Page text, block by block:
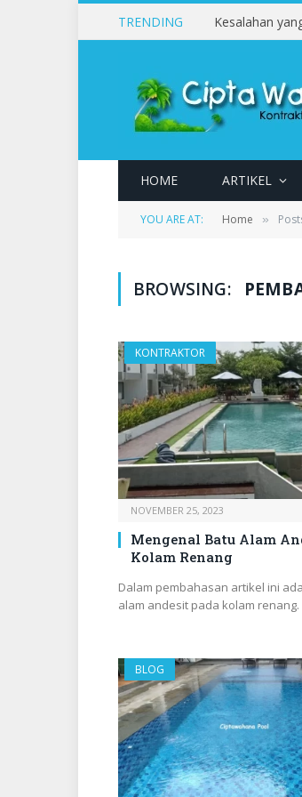
TRENDING
HOME ARTIKEL
YOU ARE AT: Home »
BROWSING:
KONTRAKTOR
NOVEMBER 25, 2023
Mengenal Batu Alam
Kolam Renang
Dalam pembahasan artikel ini
alam andesit pada kolam
BLOG